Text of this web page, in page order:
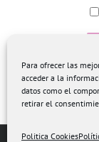
Para ofrecer las
acceder a la
datos como el
retirar el
Politica Cookies